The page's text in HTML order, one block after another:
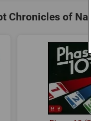
Chronicles of